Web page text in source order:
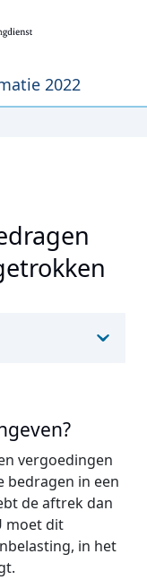
2022
vergoedingen
bedragen in een
de aftrek dan
moet dit
in het